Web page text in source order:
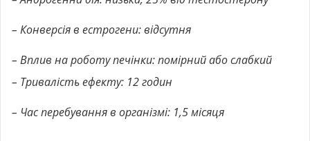
– Конверсія в естрогени: відсутня
– Вплив на роботу печінки: помірний або слабкий
– Тривалість ефекту: 12 годин
– Час перебування в організмі: 1,5 місяця